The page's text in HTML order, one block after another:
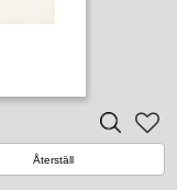
Återställ